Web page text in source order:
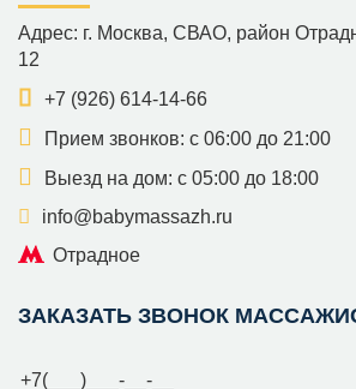
Адрес: г. Москва, СВАО, район
12
+7 (926) 614-14-66
Прием звонков: с 06:00 до 21:00
Выезд на дом: с 05:00 до 18:00
info@babymassazh.ru
Отрадное
ЗАКАЗАТЬ ЗВОНОК